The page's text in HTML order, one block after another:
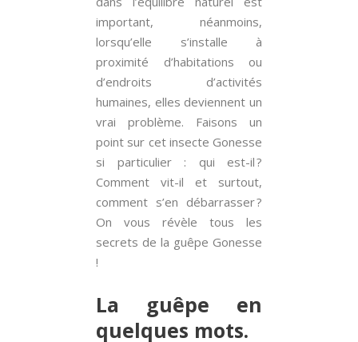
important, néanmoins,
lorsqu’elle s’installe à
proximité d’habitations ou
d’endroits d’activités
humaines, elles deviennent un
vrai problème. Faisons un
point sur cet insecte Gonesse
si particulier : qui est-il ?
Comment vit-il et surtout,
comment s’en débarrasser ?
On vous révèle tous les
secrets de la guêpe Gonesse
!
La guêpe en
quelques mots.